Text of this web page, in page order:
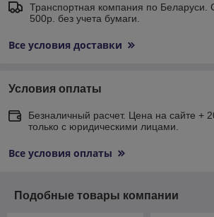
Транспортная компания по Беларуси.
500р. без учета бумаги.
Все условия доставки
Условия оплаты
Безналичный расчет. Цена на сайте +
только с юридическими лицами.
Все условия оплаты
Подобные товары компании